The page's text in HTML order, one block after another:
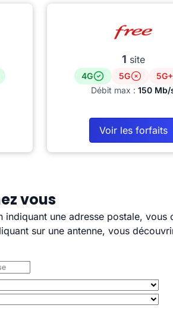
1 site
4G 5G
5G+
Débit max : 150 Mb/
Voir les forfaits
vous
une adresse postale,
sur une antenne, vous